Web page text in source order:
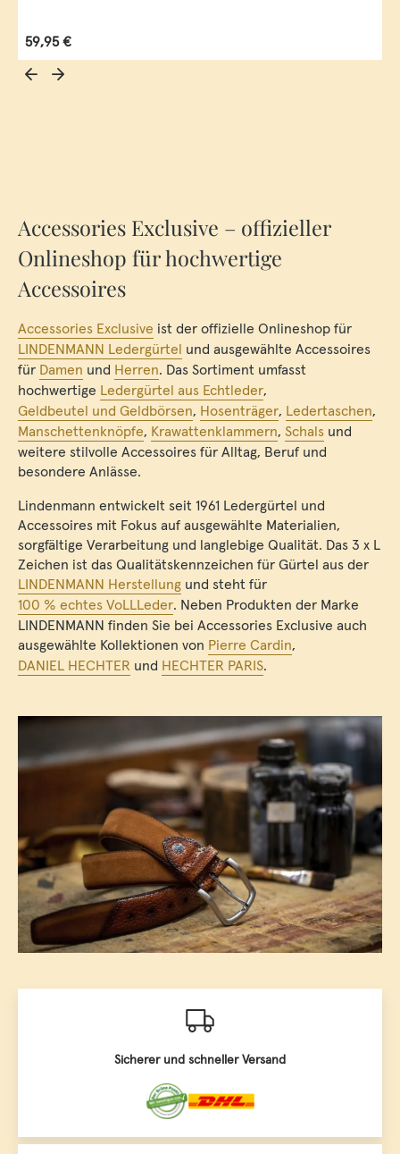
Regulärer Preis:
59,95 €
Accessories Exclusive – offizieller
Onlineshop für hochwertige
Accessoires
Accessories Exclusive ist der offizielle Onlineshop für
LINDENMANN Ledergürtel und ausgewählte Accessoires
für Damen und Herren. Das Sortiment umfasst
hochwertige Ledergürtel aus Echtleder,
Geldbeutel und Geldbörsen, Hosenträger, Ledertaschen,
Manschettenknöpfe, Krawattenklammern, Schals und
weitere stilvolle Accessoires für Alltag, Beruf und
besondere Anlässe.
Lindenmann entwickelt seit 1961 Ledergürtel und
Accessoires mit Fokus auf ausgewählte Materialien,
sorgfältige Verarbeitung und langlebige Qualität. Das 3 x L
Zeichen ist das Qualitätskennzeichen für Gürtel aus der
LINDENMANN Herstellung und steht für
100 % echtes VoLLLeder. Neben Produkten der Marke
LINDENMANN finden Sie bei Accessories Exclusive auch
ausgewählte Kollektionen von Pierre Cardin,
DANIEL HECHTER und HECHTER PARIS.
Sicherer und schneller Versand